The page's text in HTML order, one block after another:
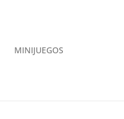
MINIJUEGOS